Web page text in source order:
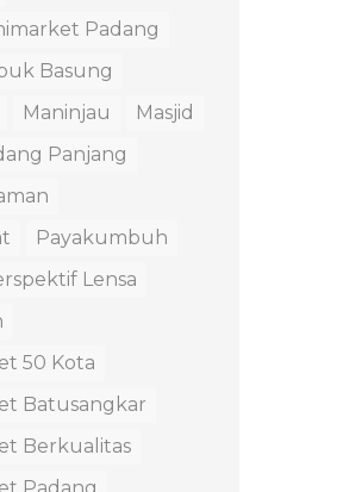
Padang
Basung
Maninjau
Masjid
Panjang
Payakumbuh
Lensa
50 Kota
Batusangkar
Berkualitas